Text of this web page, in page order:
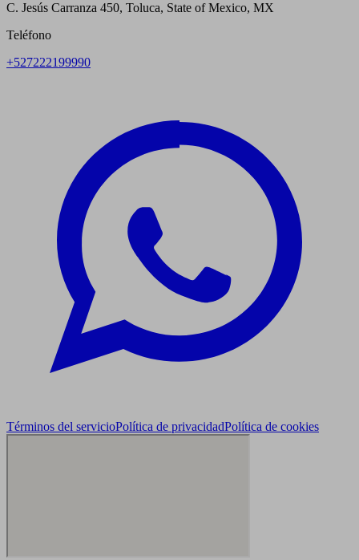
C. Jesús Carranza 450, Toluca, State of Mexico, MX
Teléfono
+527222199990
Términos del servicioPolítica de privacidadPolítica de cookies